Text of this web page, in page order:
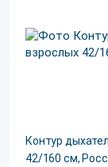
Контур
42/160 см,